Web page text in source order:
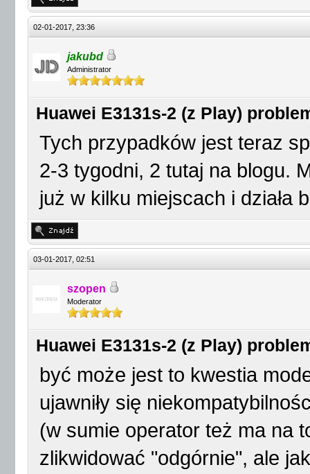
02-01-2017, 23:36
jakubd
Administrator
Huawei E3131s-2 (z Play)
Tych przypadków jest teraz
2-3 tygodni, 2 tutaj na blogu.
już w kilku miejscach i działa
03-01-2017, 02:51
szopen
Moderator
Huawei E3131s-2 (z Play)
być może jest to kwestia
ujawniły się
(w sumie operator też ma na
zlikwidować "odgórnie", ale